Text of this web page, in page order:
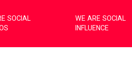
SOCIAL
WE ARE SOCIAL
INFLUENCE